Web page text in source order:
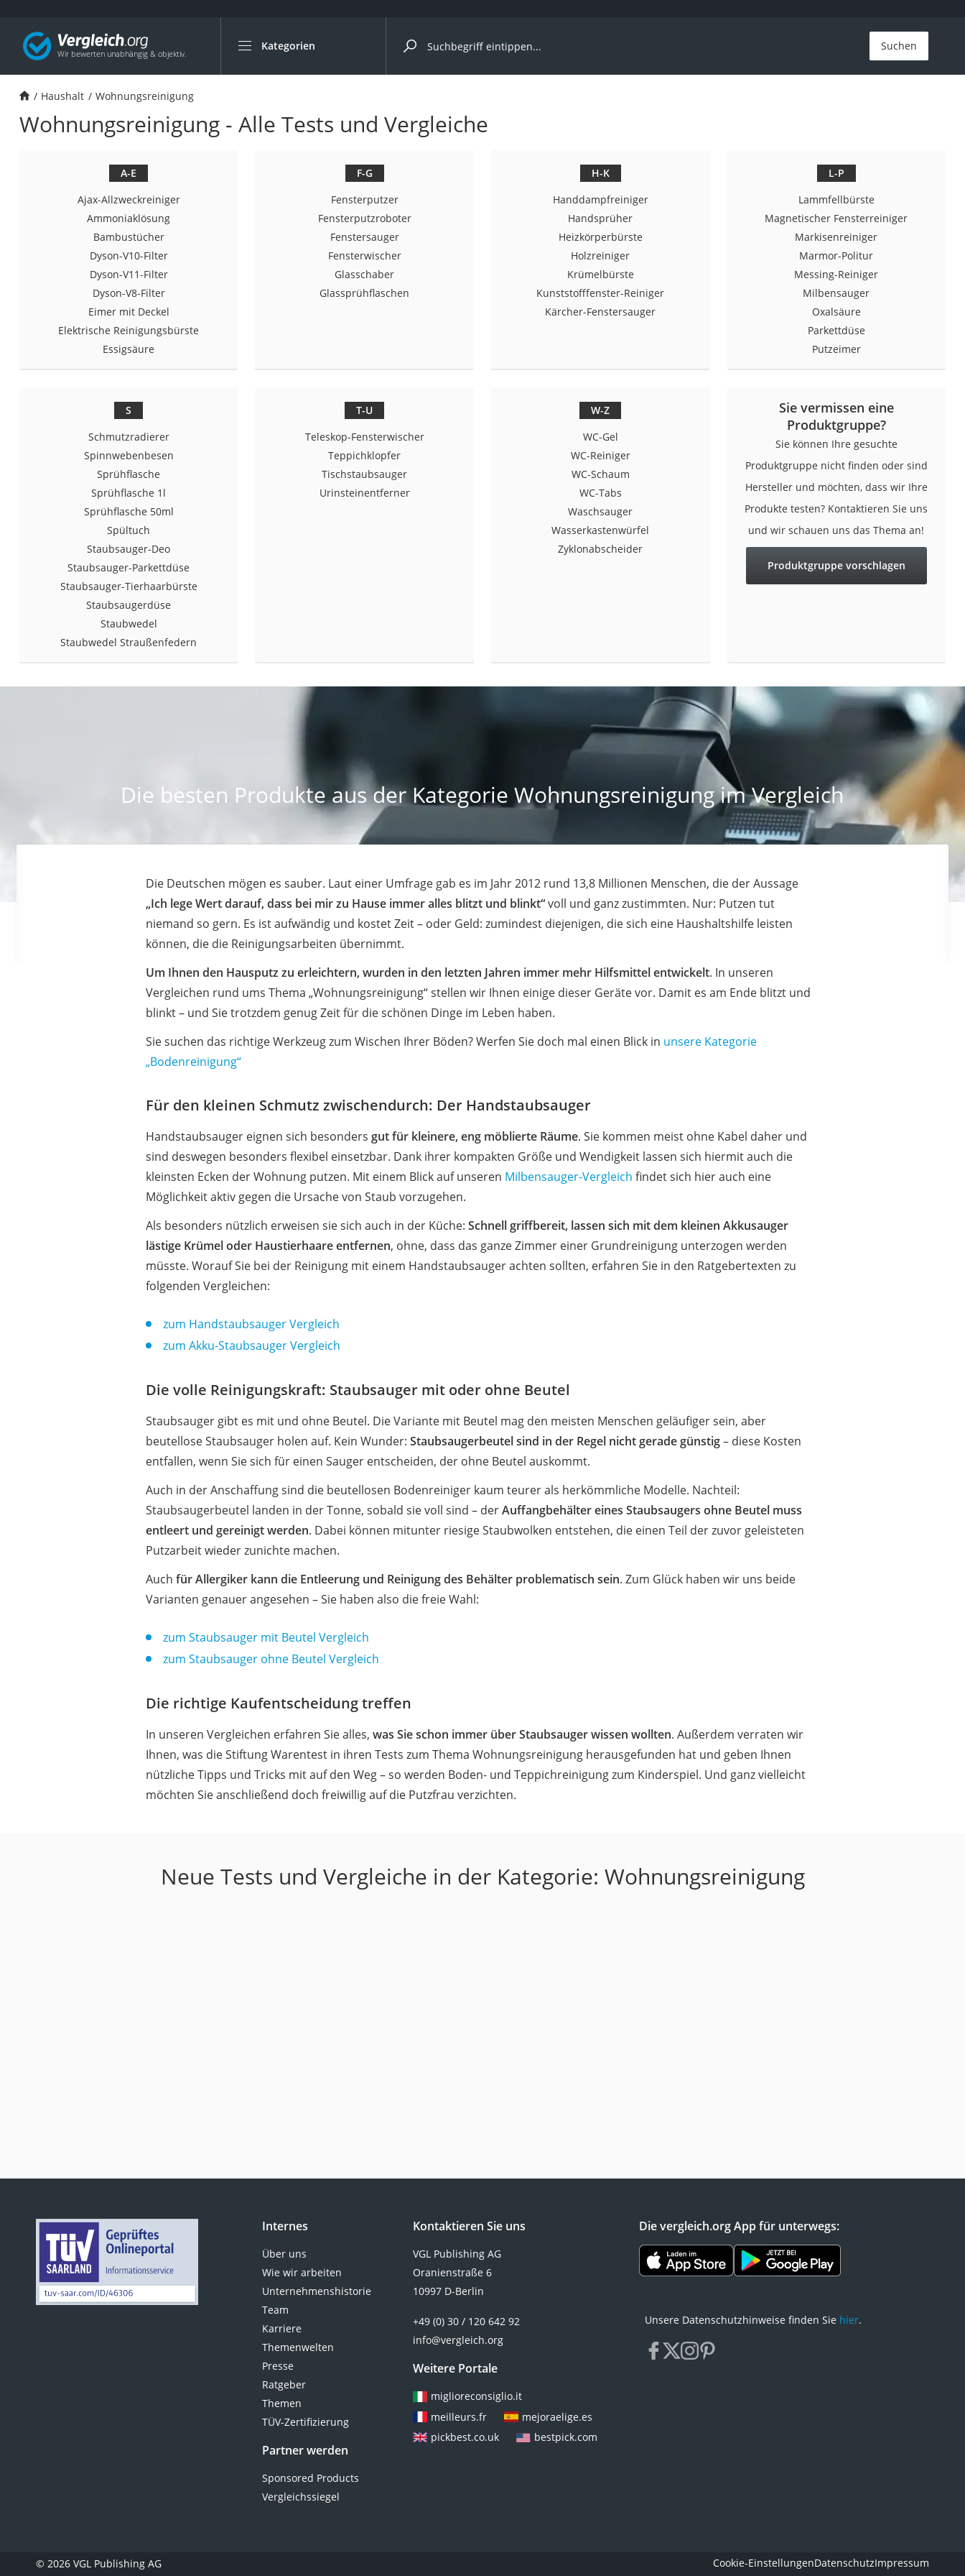
Kategorien
Die beliebtesten Vergleiche nach Kategorie
Haushalt
Zentralstaubsauger
Industriestaubsauger
Tierhaarstaubsauger
Ecovacs-Saugroboter
Suchen
Haushalt Wohnungsreinigung
Wohnungsreinigung - Alle Tests und Vergleiche
A-E
Ajax-Allzweckreiniger
Ammoniaklösung
Bambustücher
Dyson-V10-Filter
Dyson-V11-Filter
Dyson-V8-Filter
Eimer mit Deckel
Elektrische Reinigungsbürste
Essigsäure
F-G
Fensterputzer
Fensterputzroboter
Fenstersauger
Fensterwischer
Glasschaber
Glassprühflaschen
H-K
Handdampfreiniger
Handsprüher
Heizkörperbürste
Holzreiniger
Krümelbürste
Kunststofffenster-Reiniger
Kärcher-Fenstersauger
L-P
Lammfellbürste
Magnetischer Fensterreiniger
Markisenreiniger
Marmor-Politur
Messing-Reiniger
Milbensauger
Oxalsäure
Parkettdüse
Putzeimer
S
Schmutzradierer
Spinnwebenbesen
Sprühflasche
Sprühflasche 1l
Sprühflasche 50ml
Spültuch
Staubsauger-Deo
Staubsauger-Parkettdüse
Staubsauger-Tierhaarbürste
Staubsaugerdüse
Staubwedel
Staubwedel Straußenfedern
T-U
Teleskop-Fensterwischer
Teppichklopfer
Tischstaubsauger
Urinsteinentferner
W-Z
WC-Gel
WC-Reiniger
WC-Schaum
WC-Tabs
Waschsauger
Wasserkastenwürfel
Zyklonabscheider
Sie vermissen eine
Produktgruppe?
Sie können Ihre gesuchte
Produktgruppe nicht finden oder sind
Hersteller und möchten, dass wir Ihre
Produkte testen? Kontaktieren Sie uns
und wir schauen uns das Thema an!
Produktgruppe vorschlagen
Die besten Produkte aus der Kategorie Wohnungsreinigung im Vergleich
Die Deutschen mögen es sauber. Laut einer Umfrage gab es im Jahr 2012 rund 13,8 Millionen Menschen, die der Aussage
„Ich lege Wert darauf, dass bei mir zu Hause immer alles blitzt und blinkt“voll und ganz zustimmten. Nur: Putzen tut
niemand so gern. Es ist aufwändig und kostet Zeit – oder Geld: zumindest diejenigen, die sich eine Haushaltshilfe leisten
können, die die Reinigungsarbeiten übernimmt.
Um Ihnen den Hausputz zu erleichtern, wurden in den letzten Jahren immer mehr Hilfsmittel entwickelt. In unseren
Vergleichen rund ums Thema „Wohnungsreinigung“ stellen wir Ihnen einige dieser Geräte vor. Damit es am Ende blitzt und
blinkt – und Sie trotzdem genug Zeit für die schönen Dinge im Leben haben.
Sie suchen das richtige Werkzeug zum Wischen Ihrer Böden? Werfen Sie doch mal einen Blick in unsere Kategorie
„Bodenreinigung“
Für den kleinen Schmutz zwischendurch: Der Handstaubsauger
Handstaubsauger eignen sich besondersgut für kleinere, eng möblierte Räume. Sie kommen meist ohne Kabel daher und
sind deswegen besonders flexibel einsetzbar. Dank ihrer kompakten Größe und Wendigkeit lassen sich hiermit auch die
kleinsten Ecken der Wohnung putzen. Mit einem Blick auf unseren Milbensauger-Vergleich findet sich hier auch eine
Möglichkeit aktiv gegen die Ursache von Staub vorzugehen.
Als besonders nützlich erweisen sie sich auch in der Küche:Schnell griffbereit, lassen sich mit dem kleinen Akkusauger
lästige Krümel oder Haustierhaare entfernen, ohne, dass das ganze Zimmer einer Grundreinigung unterzogen werden
müsste. Worauf Sie bei der Reinigung mit einem Handstaubsauger achten sollten, erfahren Sie in den Ratgebertexten zu
folgenden Vergleichen:
zum Handstaubsauger Vergleich
zum Akku-Staubsauger Vergleich
Die volle Reinigungskraft: Staubsauger mit oder ohne Beutel
Staubsauger gibt es mit und ohne Beutel. Die Variante mit Beutel mag den meisten Menschen geläufiger sein, aber
beutellose Staubsauger holen auf. Kein Wunder:Staubsaugerbeutel sind in der Regel nicht gerade günstig– diese Kosten
entfallen, wenn Sie sich für einen Sauger entscheiden, der ohne Beutel auskommt.
Auch in der Anschaffung sind die beutellosen Bodenreiniger kaum teurer als herkömmliche Modelle. Nachteil:
Staubsaugerbeutel landen in der Tonne, sobald sie voll sind – derAuffangbehälter eines Staubsaugers ohne Beutel muss
entleert und gereinigt werden. Dabei können mitunter riesige Staubwolken entstehen, die einen Teil der zuvor geleisteten
Putzarbeit wieder zunichte machen.
Auchfür Allergiker kann die Entleerung und Reinigung des Behälter problematisch sein. Zum Glück haben wir uns beide
Varianten genauer angesehen – Sie haben also die freie Wahl:
zum Staubsauger mit Beutel Vergleich
zum Staubsauger ohne Beutel Vergleich
Die richtige Kaufentscheidung treffen
In unseren Vergleichen erfahren Sie alles,was Sie schon immer über Staubsauger wissen wollten. Außerdem verraten wir
Ihnen, was die Stiftung Warentest in ihren Tests zum Thema Wohnungsreinigung herausgefunden hat und geben Ihnen
nützliche Tipps und Tricks mit auf den Weg – so werden Boden- und Teppichreinigung zum Kinderspiel. Und ganz vielleicht
möchten Sie anschließend doch freiwillig auf die Putzfrau verzichten.
Neue Tests und Vergleiche in der Kategorie: Wohnungsreinigung
Internes
Über uns
Wie wir arbeiten
Unternehmenshistorie
Team
Karriere
Themenwelten
Presse
Ratgeber
Themen
TÜV-Zertifizierung
Partner werden
Sponsored Products
Vergleichssiegel
Kontaktieren Sie uns
VGL Publishing AG
Oranienstraße 6
10997 D-Berlin
+49 (0) 30 / 120 642 92
info@vergleich.org
Weitere Portale
miglioreconsiglio.it
meilleurs.fr
mejoraelige.es
pickbest.co.uk
bestpick.com
Die vergleich.org App für unterwegs:
Unsere Datenschutzhinweise finden Sie hier.
facebook
x instagram
pinterest
© 2026 VGL Publishing AG Cookie-EinstellungenDatenschutzImpressum